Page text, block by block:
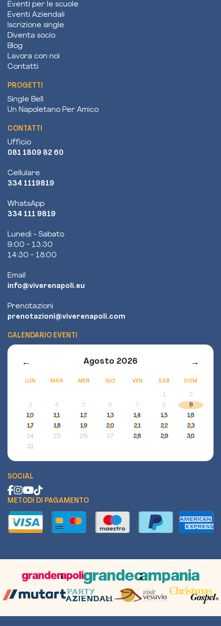
Eventi per le scuole
Eventi Aziendali
Iscrizione single
Diventa socio
Blog
Lavora con noi
Contatti
PROGETTI
Single Bell
Un Napoletano Per Amico
CONTATTI
Ufficio
081 1809 82 60
Cellulare
334 1119819
WhatsApp
334 111 9819
Lunedì - Sabato
9:00 - 13:30
14:30 - 18:00
Email
info@viverenapoli.eu
Prenotazioni
prenotazioni@viverenapoli.com
CALENDARIO EVENTI
← Agosto 2026 →
LUN MAR MER GIO VEN SAB DOM
1
2
3
4 5 6 7 8
9
10
11 12 13 14 15
16
17
18 19 20 21 22
23
24
25 26 27 28 29
30
31
SOCIAL
METODI DI PAGAMENTO